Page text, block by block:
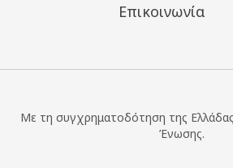
Επικοινωνία
Με τη συγχρηματοδότηση της
Ένωσης.